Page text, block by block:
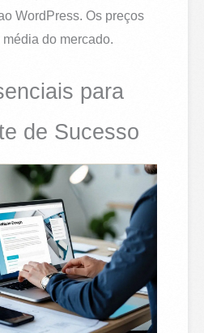
WordPress. Os preços
do mercado.
para
de Sucesso